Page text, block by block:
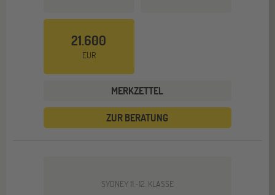
21.600
EUR
MERKZETTEL
ZUR BERATUNG
SYDNEY 11.-12. KLASSE